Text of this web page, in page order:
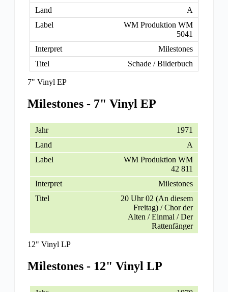
A
WM Produktion WM
5041
Milestones
Schade / Bilderbuch
7" Vinyl EP
Milestones - 7" Vinyl EP
1971
A
WM Produktion WM
42 811
Milestones
20 Uhr 02 (An diesem
Freitag) / Chor der
Alten / Einmal / Der
Rattenfänger
12" Vinyl LP
Milestones - 12" Vinyl LP